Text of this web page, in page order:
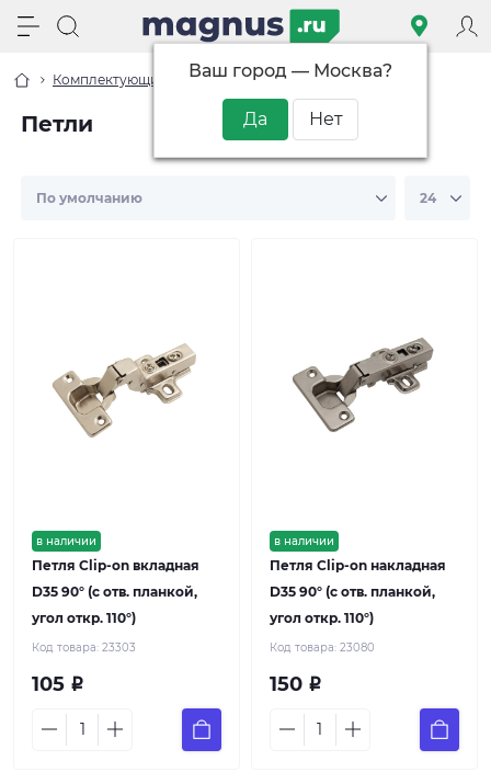
Ваш город — Москва?
Комплектующие Мебельная фурнитура Петли
Петли
в наличии
Петля Clip-on вкладная
D35 90° (с отв. планкой,
угол откр. 110°)
Код товара: 23303
105 Р
в наличии
Петля Clip-on накладная
D35 90° (с отв. планкой,
угол откр. 110°)
Код товара: 23080
150 Р